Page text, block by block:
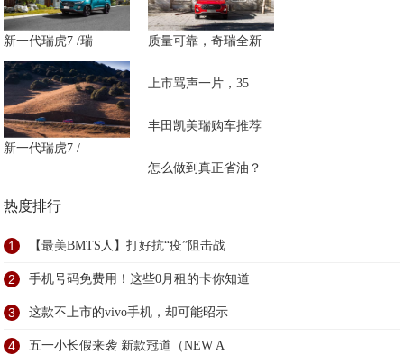
新一代瑞虎7 /瑞 质量可靠，奇瑞全新
新一代瑞虎7 /
上市骂声一片，35
丰田凯美瑞购车推荐
怎么做到真正省油？
热度排行
1 【最美BMTS人】打好抗“疫”阻击战
2 手机号码免费用！这些0月租的卡你知道
3 这款不上市的vivo手机，却可能昭示
4 五一小长假来袭 新款冠道（NEW A